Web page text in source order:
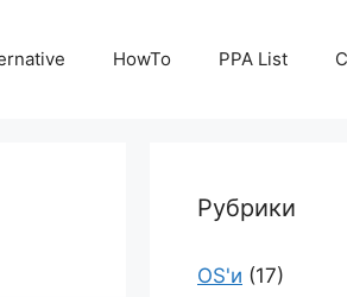
HowTo PPA List
Рубрики
OS'и (17)